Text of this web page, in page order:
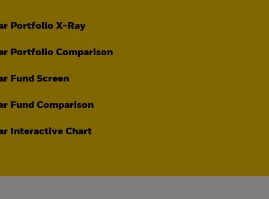
Portfolio X-Ray
Portfolio Comparison
Fund Screen
Fund Comparison
Interactive Chart